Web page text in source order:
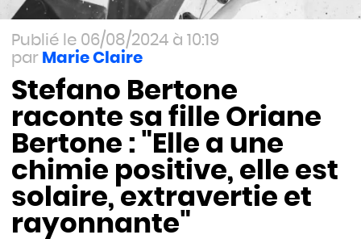
06/08/2024 à 10:19
Marie Claire
Stefano Bertone
raconte sa fille Oriane
Bertone : "Elle a une
chimie positive, elle est
solaire, extravertie et
rayonnante"